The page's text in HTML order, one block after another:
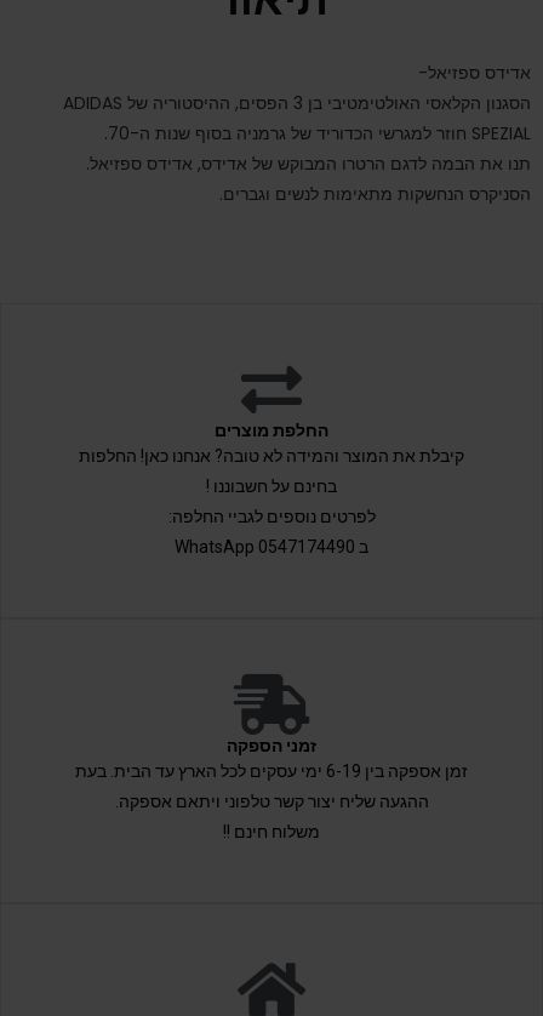
אדידס ספזיאל-
הסגנון הקלאסי האולטימטיבי בן 3 הפסים, ההיסטוריה של ADIDAS
SPEZIAL חוזר למגרשי הכדוריד של גרמניה בסוף שנות ה-70.
תנו את הבמה לדגם הרטרו המבוקש של אדידס, אדידס ספזיאל.
הסניקרס הנחשקות מתאימות לנשים וגברים.
החלפת מוצרים
קיבלת את המוצר והמידה לא טובה? אנחנו כאן! החלפות
בחינם על חשבוננו !
לפרטים נוספים לגביי החלפה:
ב 0547174490 WhatsApp
זמני הספקה
זמן אספקה בין 6-19 ימי עסקים לכל הארץ עד הבית. בעת
ההגעה שליח יצור קשר טלפוני ויתאם אספקה.
משלוח חינם !!